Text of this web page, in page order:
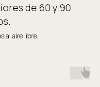
de 60 y 90
al aire libre.